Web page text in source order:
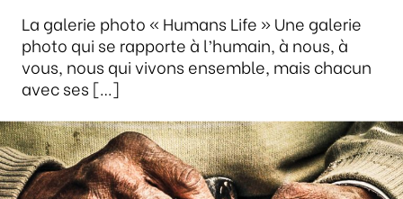
La galerie photo « Humans Life » Une galerie
photo qui se rapporte à l’humain, à nous, à
vous, nous qui vivons ensemble, mais chacun
avec ses […]